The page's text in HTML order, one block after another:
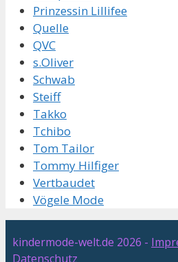
Prinzessin Lillifee
Quelle
QVC
s.Oliver
Schwab
Steiff
Takko
Tchibo
Tom Tailor
Tommy Hilfiger
Vertbaudet
Vögele Mode
kindermode-welt.de 2026 -
Datenschutz